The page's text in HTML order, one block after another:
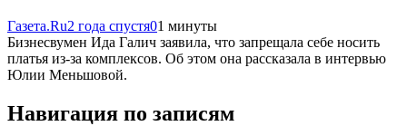
Газета.Ru2 года спустя01 минуты
Бизнесвумен Ида Галич заявила, что запрещала себе носить
платья из-за комплексов. Об этом она рассказала в интервью
Юлии Меньшовой.
Навигация по записям